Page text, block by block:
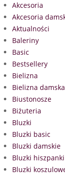
Akcesoria
Akcesoria
Aktualności
Baleriny
Basic
Bestsellery
Bielizna
Bielizna damska
Biustonosze
Biżuteria
Bluzki
Bluzki basic
Bluzki damskie
Bluzki hiszpanki
Bluzki